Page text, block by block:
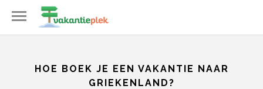
HOE BOEK JE EEN VAKANTIE NAAR
GRIEKENLAND?